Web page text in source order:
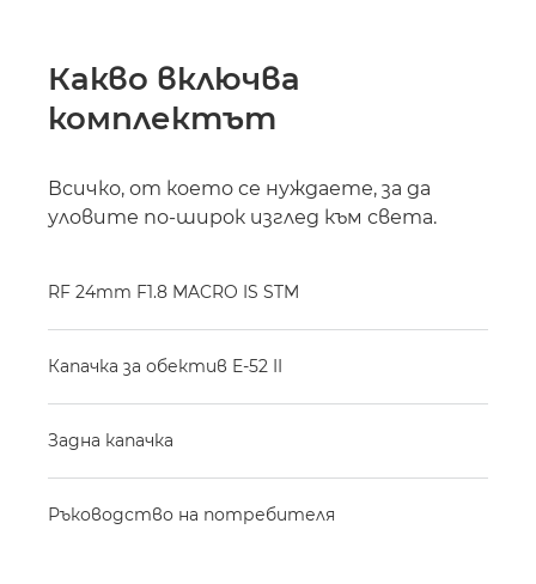
Какво включва
комплектът
Всичко, от което се нуждаете, за да
уловите по-широк изглед към света.
RF 24mm F1.8 MACRO IS STM
Капачка за обектив E-52 II
Задна капачка
Ръководство на потребителя